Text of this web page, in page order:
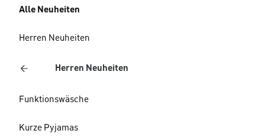
Alle Neuheiten
Herren Neuheiten
Herren Neuheiten
Funktionswäsche
Kurze Pyjamas